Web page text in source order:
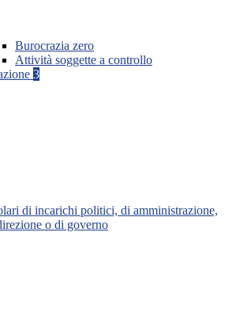
Burocrazia zero
Attività soggette a controllo
3
di incarichi politici, di amministrazione,
o di governo